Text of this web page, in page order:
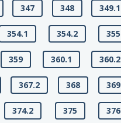
347 348 349.1
354.1 354.2 355
359 360.1 360.2
367.2 368 369
374.2 375 376